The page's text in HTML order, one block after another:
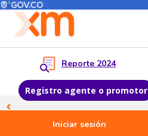
Pasar al contenido principal
Menú del Usuario
Reporte 2024
Registro agente o promotor
Iniciar sesión